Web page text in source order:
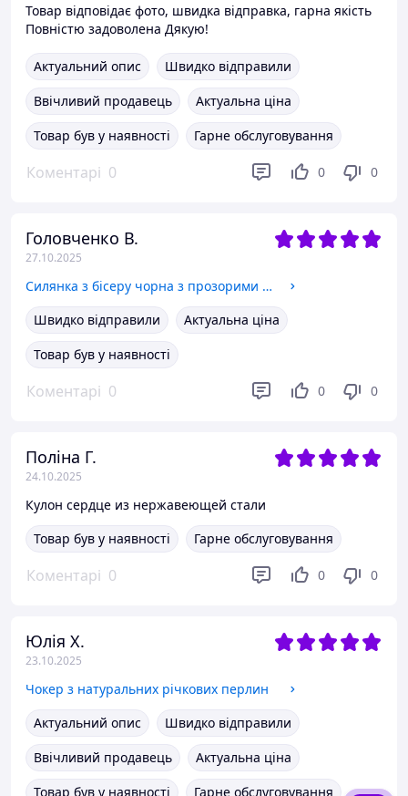
Товар відповідає фото, швидка відправка, гарна якість
Повністю задоволена Дякую!
Актуальний опис
Швидко відправили
Ввічливий продавець
Актуальна ціна
Товар був у наявності
Гарне обслуговування
Коментарі 0 0 0
Головченко В.
27.10.2025
Силянка з бісеру чорна з прозорими вставками
Швидко відправили
Актуальна ціна
Товар був у наявності
Коментарі 0 0 0
Поліна Г.
24.10.2025
Кулон сердце из нержавеющей стали
Товар був у наявності
Гарне обслуговування
Коментарі 0 0 0
Юлія Х.
23.10.2025
Чокер з натуральних річкових перлин
Актуальний опис
Швидко відправили
Ввічливий продавець
Актуальна ціна
Товар був у наявності
Гарне обслуговування